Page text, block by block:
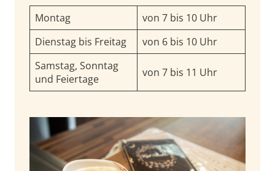
Montag
von 7 bis 10 Uhr
Dienstag bis Freitag
von 6 bis 10 Uhr
Samstag, Sonntag
und Feiertage
von 7 bis 11 Uhr